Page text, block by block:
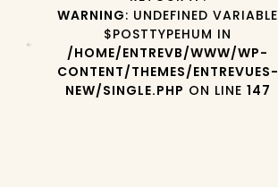
WARNING: UNDEFINED VARIABLE
$POSTTYPEHUM IN
/HOME/ENTREVB/WWW/WP-
CONTENT/THEMES/ENTREVUES-
NEW/SINGLE.PHP ON LINE 147